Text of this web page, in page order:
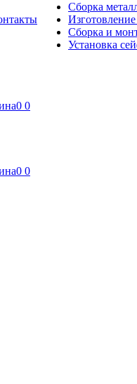
Сборка
Сборка и
Установка
0 0
0 0